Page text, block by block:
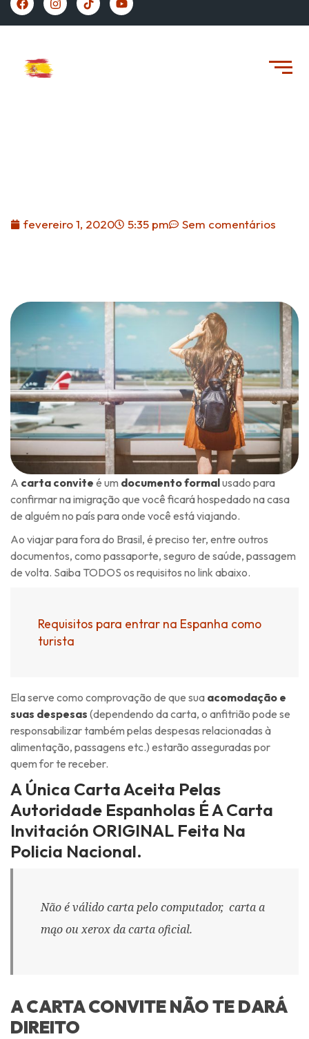
https://vivernaespanha.com/
fevereiro 1, 2020 5:35 pm Sem comentários
A carta convite é um documento formalusado para
confirmar na imigração que você ficará hospedado na casa
de alguém no país para onde você está viajando.
Ao viajar para fora do Brasil, é preciso ter, entre outros
documentos, como passaporte, seguro de saúde, passagem
de volta. Saiba TODOS os requisitos no link abaixo.
Requisitos para entrar na Espanha como
turista
Ela serve como comprovação de que sua acomodação e
suas despesas (dependendo da carta, o anfitrião pode se
responsabilizar também pelas despesas relacionadas à
alimentação, passagens etc.) estarão asseguradas por
quem for te receber.
A Única Carta Aceita Pelas
Autoridade Espanholas É A Carta
Invitación ORIGINAL Feita Na
Policia Nacional.
Não é válido carta pelo computador, carta a
mąo ou xerox da carta oficial.
A CARTA CONVITE NÃO TE DARÁ
DIREITO